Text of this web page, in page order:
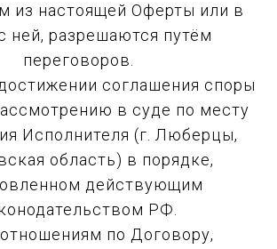
из настоящей Оферты или в
ней, разрешаются путём
переговоров.
соглашения споры
в суде по месту
Исполнителя (г. Люберцы,
область) в порядке,
действующим
РФ.
по Договору,